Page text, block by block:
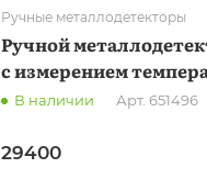
Ручные металлодетекторы
Ручной
с измерением
В наличии Арт. 651496
29400